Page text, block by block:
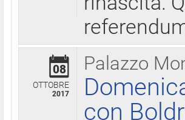
Palazzo
08
OTTOBRE
2017
con